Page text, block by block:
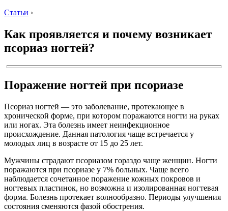
Статьи ›
Как проявляется и почему возникает
псориаз ногтей?
Поражение ногтей при псориазе
Псориаз ногтей — это заболевание, протекающее в
хронической форме, при котором поражаются ногти на руках
или ногах. Эта болезнь имеет неинфекционное
происхождение. Данная патология чаще встречается у
молодых лиц в возрасте от 15 до 25 лет.
Мужчины страдают псориазом гораздо чаще женщин. Ногти
поражаются при псориазе у 7% больных. Чаще всего
наблюдается сочетанное поражение кожных покровов и
ногтевых пластинок, но возможна и изолированная ногтевая
форма. Болезнь протекает волнообразно. Периоды улучшения
состояния сменяются фазой обострения.